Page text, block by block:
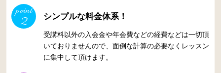
point
2 シンプルな料金体系！
受講料以外の入会金や年会費などの経費などは一切頂
いておりませんので、面倒な計算の必要なくレッスン
に集中して頂けます。